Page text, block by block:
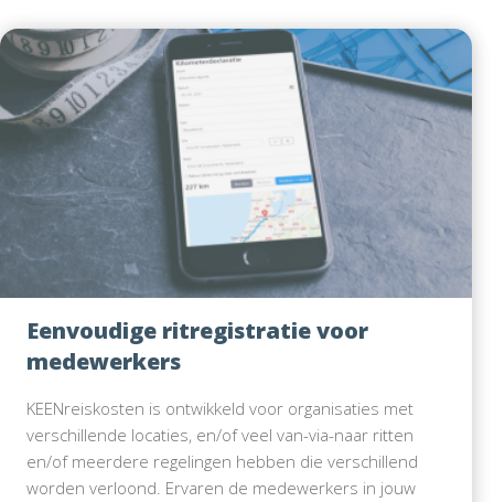
Eenvoudige ritregistratie voor
medewerkers
KEENreiskosten is ontwikkeld voor organisaties met
verschillende locaties, en/of veel van-via-naar ritten
en/of meerdere regelingen hebben die verschillend
worden verloond. Ervaren de medewerkers in jouw